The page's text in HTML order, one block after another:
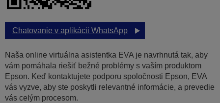
Chatovanie v aplikácii WhatsApp
Naša online virtuálna asistentka EVA je navrhnutá tak, aby
vám pomáhala riešiť bežné problémy s vaším produktom
Epson. Keď kontaktujete podporu spoločnosti Epson, EVA
vás vyzve, aby ste poskytli relevantné informácie, a prevedie
vás celým procesom.